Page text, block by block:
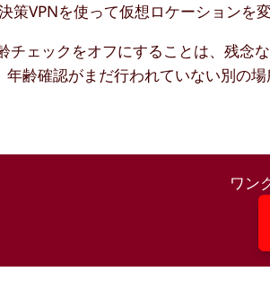
策VPNを使って仮想ロケーションを
チェックをオフにすることは、残念
年齢確認がまだ行われていない別の
ワン